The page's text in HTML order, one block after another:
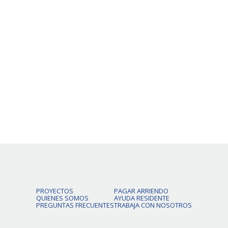
PROYECTOS
QUIENES SOMOS
PREGUNTAS FRECUENTES
PAGAR ARRIENDO
AYUDA RESIDENTE
TRABAJA CON NOSOTROS